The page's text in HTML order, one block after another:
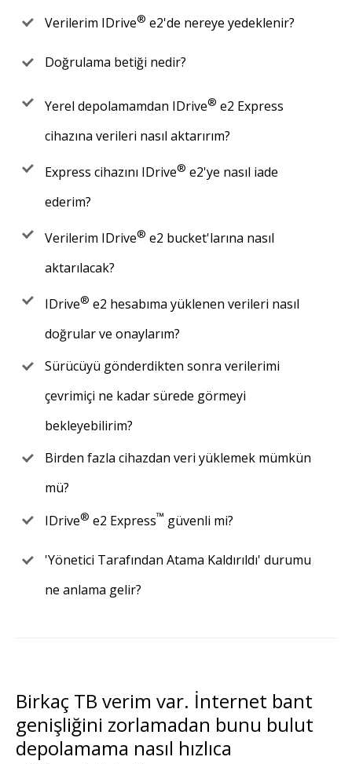
Verilerim IDrive® e2'de nereye yedeklenir?
Doğrulama betiği nedir?
Yerel depolamamdan IDrive® e2 Express
cihazına verileri nasıl aktarırım?
Express cihazını IDrive® e2'ye nasıl iade
ederim?
Verilerim IDrive® e2 bucket'larına nasıl
aktarılacak?
IDrive® e2 hesabıma yüklenen verileri nasıl
doğrular ve onaylarım?
Sürücüyü gönderdikten sonra verilerimi
çevrimiçi ne kadar sürede görmeyi
bekleyebilirim?
Birden fazla cihazdan veri yüklemek mümkün
mü?
IDrive® e2 Express™ güvenli mi?
'Yönetici Tarafından Atama Kaldırıldı' durumu
ne anlama gelir?
Birkaç TB verim var. İnternet bant
genişliğini zorlamadan bunu bulut
depolamama nasıl hızlıca